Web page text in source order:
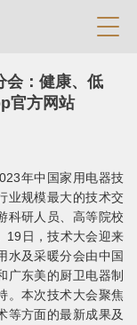
会：健康、低
官方网站
年中国家用电器技
业规模最大的技术交
科研人员、高等院校
19日，技术大会迎来
水及采暖分会由中国
广东美的厨卫电器制
。本次技术大会聚焦
等方面的最新成果及